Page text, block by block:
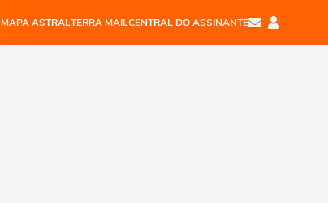
MAPA ASTRALTERRA MAILCENTRAL DO ASSINANTE